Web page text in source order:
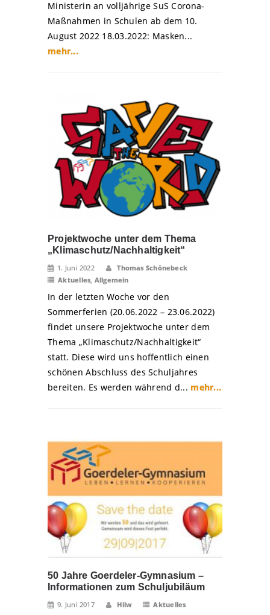
Ministerin an volljährige SuS Corona-
Maßnahmen in Schulen ab dem 10.
August 2022 18.03.2022: Masken...
mehr...
Projektwoche unter dem Thema
„Klimaschutz/Nachhaltigkeit“
1. Juni 2022
Thomas Schönebeck
Aktuelles, Allgemein
In der letzten Woche vor den
Sommerferien (20.06.2022 – 23.06.2022)
findet unsere Projektwoche unter dem
Thema „Klimaschutz/Nachhaltigkeit“
statt. Diese wird uns hoffentlich einen
schönen Abschluss des Schuljahres
bereiten. Es werden während d... mehr...
50 Jahre Goerdeler-Gymnasium –
Informationen zum Schuljubiläum
9. Juni 2017 Hilw Aktuelles